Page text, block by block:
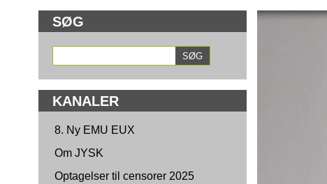
SØG
KANALER
8. Ny EMU EUX
Om JYSK
Optagelser til censorer 2025